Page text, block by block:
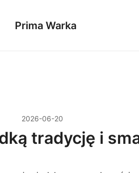
Prima Warka
2026-06-20
tradycję i